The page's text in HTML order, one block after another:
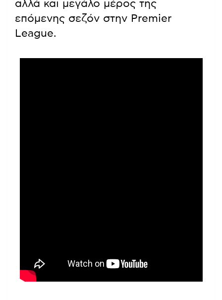
αλλά και μεγάλο μέρος της
επόμενης σεζόν στην Premier
League.